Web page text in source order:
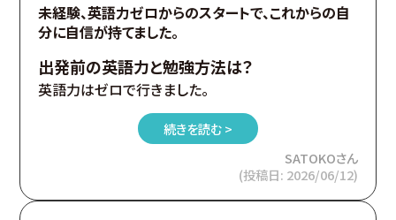
未経験、英語力ゼロからのスタートで、これからの自
分に自信が持てました。
出発前の英語力と勉強方法は？
英語力はゼロで行きました。
続きを読む >
SATOKOさん
(投稿日: 2026/06/12)